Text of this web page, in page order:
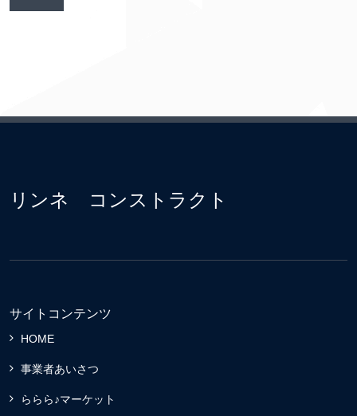
リンネ コンストラクト
サイトコンテンツ
HOME
事業者あいさつ
ららら♪マーケット